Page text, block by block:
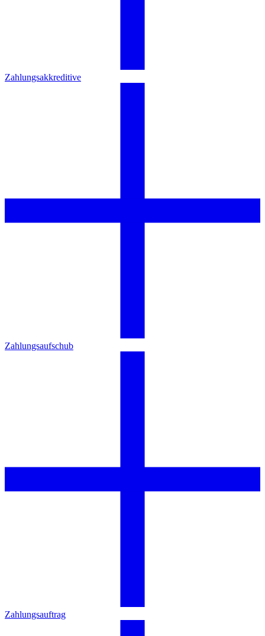
Zahlungsakkreditive
Zahlungsaufschub
Zahlungsauftrag